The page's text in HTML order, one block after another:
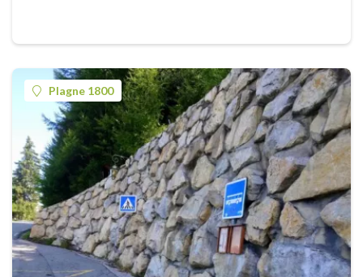
Plagne 1800